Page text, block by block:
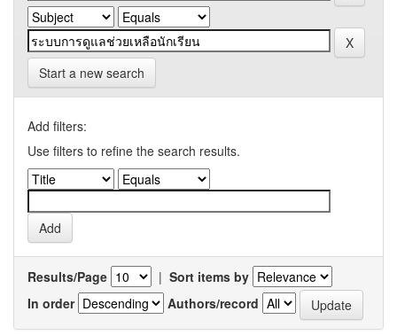
Start a new search
Add filters:
Use filters to refine the search results.
Results/Page | Sort items by
In order
Authors/record